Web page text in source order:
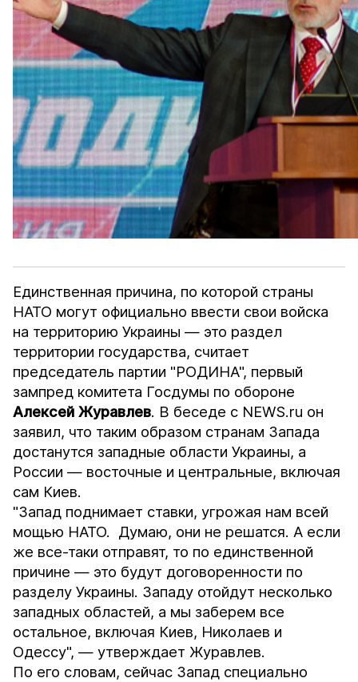
Единственная причина, по которой страны
НАТО могут официально ввести свои войска
на территорию Украины — это раздел
территории государства, считает
председатель партии "РОДИНА", первый
зампред комитета Госдумы по обороне
Алексей Журавлев. В беседе с NEWS.ru он
заявил, что таким образом странам Запада
достанутся западные области Украины, а
России — восточные и центральные, включая
сам Киев.
"Запад поднимает ставки, угрожая нам всей
мощью НАТО. Думаю, они не решатся. А если
же все-таки отправят, то по единственной
причине — это будут договоренности по
разделу Украины. Западу отойдут несколько
западных областей, а мы заберем все
остальное, включая Киев, Николаев и
Одессу", — утверждает Журавлев.
По его словам, сейчас Запад специально